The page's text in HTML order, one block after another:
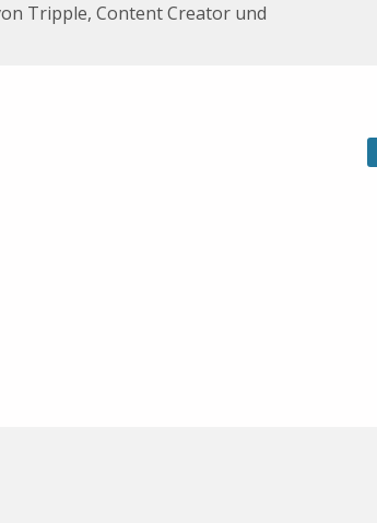
Tripple, Content Creator und